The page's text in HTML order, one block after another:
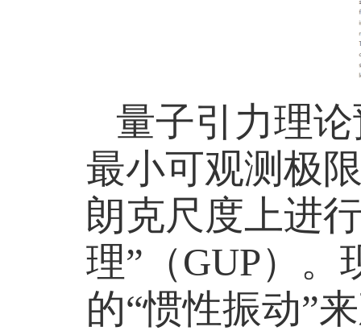
量子引力理
最小可观测极
朗克尺度上进
理”（GUP）。
的“惯性振动”